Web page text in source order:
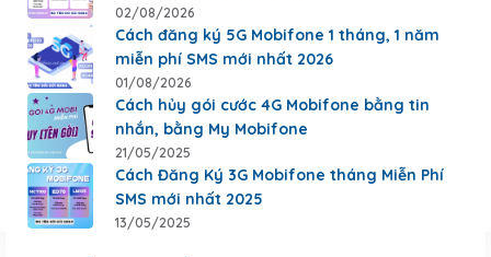
02/08/2026
Cách đăng ký 5G Mobifone 1 tháng, 1 năm
miễn phí SMS mới nhất 2026
01/08/2026
Cách hủy gói cước 4G Mobifone bằng tin
nhắn, bằng My Mobifone
21/05/2025
Cách Đăng Ký 3G Mobifone tháng Miễn Phí
SMS mới nhất 2025
13/05/2025